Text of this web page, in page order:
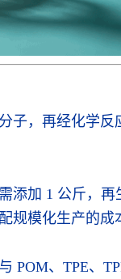
，再经化学
加 1 公斤，
规模化生产的成
、TPE、